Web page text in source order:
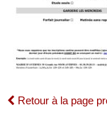
Retour à la page